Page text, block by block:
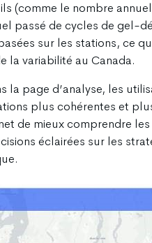
(comme le nombre
passé de cycles de gel-
sur les stations, ce
la variabilité au Canada.
la page d’analyse, les
plus cohérentes et
de mieux comprendre
éclairées sur les